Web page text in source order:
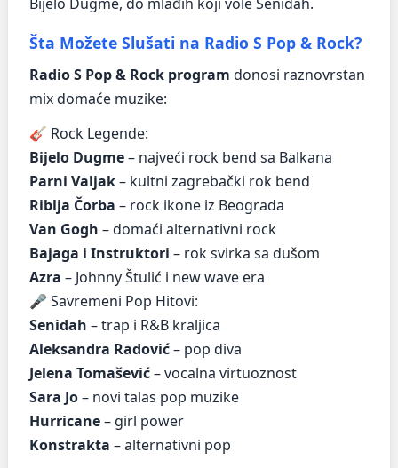
Šta Možete Slušati na Radio S Pop & Rock?
Radio S Pop & Rock program donosi raznovrstan
mix domaće muzike:
🎸 Rock Legende:
Bijelo Dugme– najveći rock bend sa Balkana
Parni Valjak– kultni zagrebački rok bend
Riblja Čorba – rock ikone iz Beograda
Van Gogh – domaći alternativni rock
Bajaga i Instruktori – rok svirka sa dušom
Azra – Johnny Štulić i new wave era
🎤 Savremeni Pop Hitovi:
Senidah – trap i R&B kraljica
Aleksandra Radović– pop diva
Jelena Tomašević– vocalna virtuoznost
Sara Jo– novi talas pop muzike
Hurricane– girl power
Konstrakta – alternativni pop